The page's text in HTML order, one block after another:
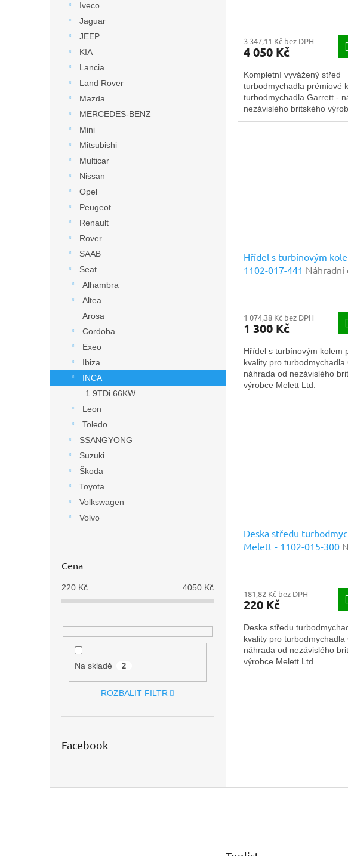
Iveco
Jaguar
JEEP
KIA
Lancia
Land Rover
Mazda
MERCEDES-BENZ
Mini
Mitsubishi
Multicar
Nissan
Opel
Peugeot
Renault
Rover
SAAB
Seat
Alhambra
Altea
Arosa
Cordoba
Exeo
Ibiza
INCA
1.9TDi 66KW
Leon
Toledo
SSANGYONG
Suzuki
Škoda
Toyota
Volkswagen
Volvo
Cena
220 Kč 4050 Kč
Na skladě 2
ROZBALIT FILTR
Facebook
3 347,11 Kč bez DPH
4 050 Kč
Kompletní vyvážený střed
turbodmychadla prémiové
turbodmychadla Garrett -
nezávislého britského
Ltd.
Hřídel s turbínovým
1102-017-441 Náhradní
1 074,38 Kč bez DPH
1 300 Kč
Hřídel s turbínovým kolem
kvality pro turbodmychadla
náhrada od nezávislého
výrobce Melett Ltd.
Deska středu
Melett - 1102-015-300
181,82 Kč bez DPH
220 Kč
Deska středu
kvality pro turbodmychadla
náhrada od nezávislého
výrobce Melett Ltd.